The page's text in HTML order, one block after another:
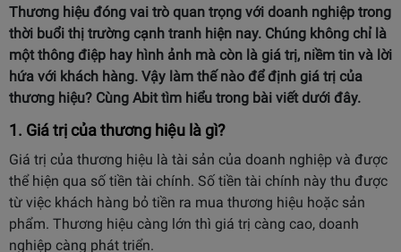
Thương hiệu đóng vai trò quan trọng với doanh nghiệp trong
thời buổi thị trường cạnh tranh hiện nay. Chúng không chỉ là
một thông điệp hay hình ảnh mà còn là giá trị, niềm tin và lời
hứa với khách hàng. Vậy làm thế nào để định giá trị của
thương hiệu? Cùng Abittìm hiểu trong bài viết dưới đây.
1. Giá trị của thương hiệu là gì?
Giá trị của thương hiệu là tài sản của doanh nghiệp và được
thể hiện qua số tiền tài chính. Số tiền tài chính này thu được
từ việc khách hàng bỏ tiền ra mua thương hiệu hoặc sản
phẩm. Thương hiệu càng lớn thì giá trị càng cao, doanh
nghiệp càng phát triển.